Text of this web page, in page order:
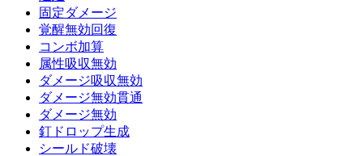
固定ダメージ
覚醒無効回復
コンボ加算
属性吸収無効
ダメージ吸収無効
ダメージ無効貫通
ダメージ無効
釘ドロップ生成
シールド破壊